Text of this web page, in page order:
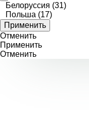
Белоруссия (31)
Польша (17)
Отменить
Применить
Отменить